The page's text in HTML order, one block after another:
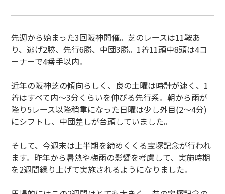
先週から始まった3回阪神開催。芝のレースは11鞍あ
り、逃げ2勝、先行6勝、中団3勝。1着11頭中8頭は4コ
ーナーで4番手以内。
近年の阪神芝の傾向らしく、良の土曜は時計が速く、1
着はすべて内～3分くらいを伸びる先行系。朝から雨が
降り5レース以降稍重になった日曜は少し外目(2～4分)
にシフトし、中団差しが台頭していました。
そして、今週末は上半期を締めくくる宝塚記念が行われ
ます。昨年から暑熱や梅雨の影響を考慮して、実施時期
を2週間繰り上げて実施されるようになりました。